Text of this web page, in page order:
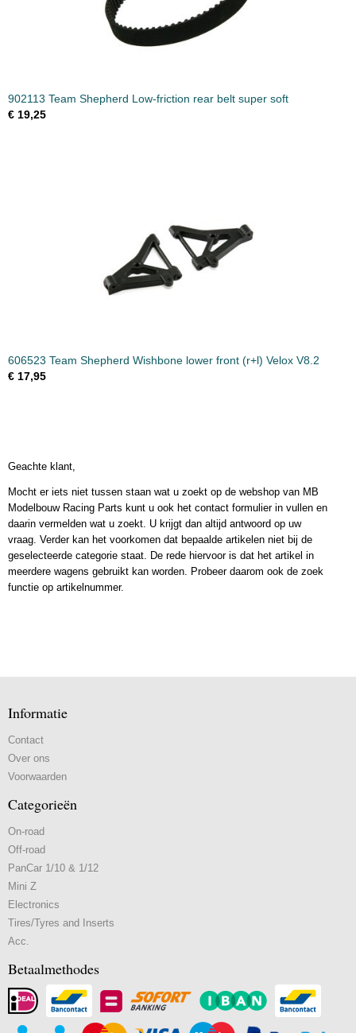
902113 Team Shepherd Low-friction rear belt super soft
€ 19,25
606523 Team Shepherd Wishbone lower front (r+l) Velox V8.2
€ 17,95
Geachte klant,
Mocht er iets niet tussen staan wat u zoekt op de webshop van MB
Modelbouw Racing Parts kunt u ook het contact formulier in vullen en
daarin vermelden wat u zoekt. U krijgt dan altijd antwoord op uw
vraag. Verder kan het voorkomen dat bepaalde artikelen niet bij de
geselecteerde categorie staat. De rede hiervoor is dat het artikel in
meerdere wagens gebruikt kan worden. Probeer daarom ook de zoek
functie op artikelnummer.
Informatie
Contact
Over ons
Voorwaarden
Categorieën
On-road
Off-road
PanCar 1/10 & 1/12
Mini Z
Electronics
Tires/Tyres and Inserts
Acc.
Betaalmethodes